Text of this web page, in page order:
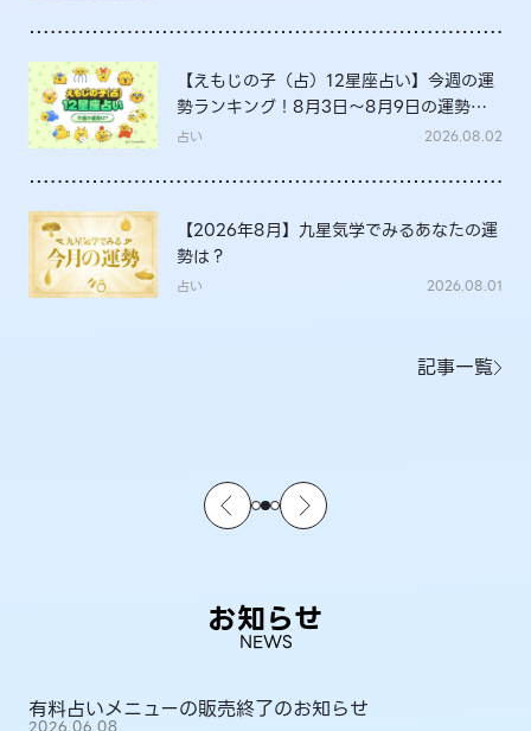
【えもじの子（占）12星座占い】今週の運
勢ランキング！8月3日～8月9日の運勢
は？
占い 2026.08.02
【2026年8月】九星気学でみるあなたの運
勢は？
占い 2026.08.01
記事一覧
お知らせ
NEWS
有料占いメニューの販売終了のお知らせ